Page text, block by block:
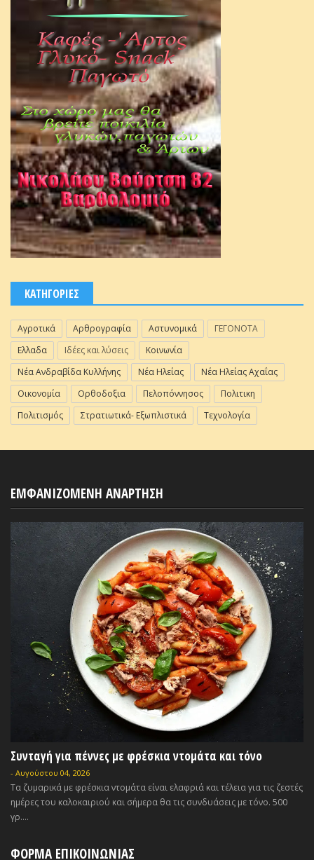
ΚΑΤΗΓΟΡΙΕΣ
Αγροτικά Αρθρογραφία Αστυνομικά
ΓΕΓΟΝΟΤΑ
Ελλαδα
Ιδέες και λύσεις
Κοινωνία
Νέα Ανδραβίδα Κυλλήνης
Νέα Ηλείας
Νέα Ηλείας Αχαΐας
Οικονομία
Ορθοδοξια Πελοπόννησος
Πολιτικη
Πολιτισμός
Στρατιωτικά- Εξωπλιστικά Τεχνολογία
ΕΜΦΑΝΙΖΟΜΕΝΗ ΑΝΑΡΤΗΣΗ
Συνταγή για πέννες με φρέσκια ντομάτα και τόνο
- Αυγούστου 04, 2026
Τα ζυμαρικά με φρέσκια ντομάτα είναι ελαφριά και τέλεια για τις ζεστές
ημέρες του καλοκαιριού και σήμερα θα τις συνδυάσεις με τόνο. 500
γρ....
ΦΟΡΜΑ ΕΠΙΚΟΙΝΩΝΙΑΣ